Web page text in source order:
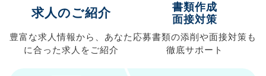
求人のご紹介
豊富な求人情報から、 あなた
に合った求人を ご紹介
書類作成
面接対策
応募書類の添削や面接対策も
徹底サポート